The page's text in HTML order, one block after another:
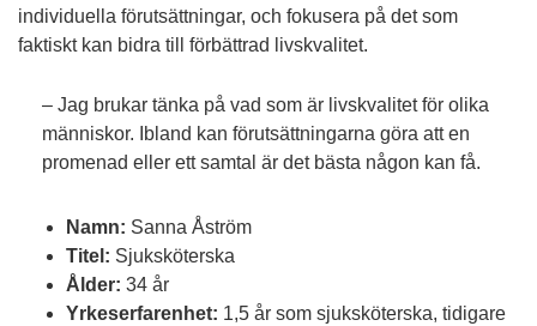
individuella förutsättningar, och fokusera på det som
faktiskt kan bidra till förbättrad livskvalitet.
– Jag brukar tänka på vad som är livskvalitet för olika
människor. Ibland kan förutsättningarna göra att en
promenad eller ett samtal är det bästa någon kan få.
Namn: Sanna Åström
Titel: Sjuksköterska
Ålder: 34 år
Yrkeserfarenhet: 1,5 år som sjuksköterska, tidigare